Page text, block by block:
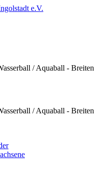
/ Aquaball - Breiten
/ Aquaball - Breiten